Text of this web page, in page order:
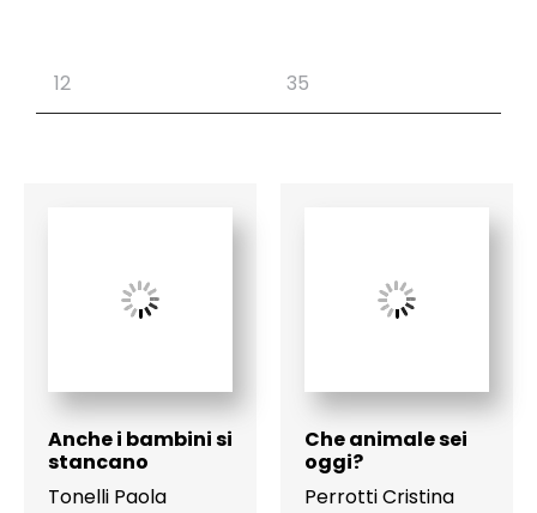
Anche i bambini si
stancano
Tonelli Paola
Che animale sei
oggi?
Perrotti Cristina